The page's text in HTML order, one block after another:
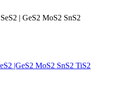
|GeS2 MoS2 SnS2 TiS2